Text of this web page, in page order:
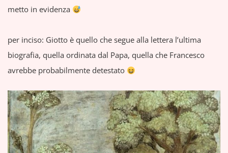
metto in evidenza
per inciso: Giotto è quello che segue alla lettera l’ultima
biografia, quella ordinata dal Papa, quella che Francesco
avrebbe probabilmente detestato